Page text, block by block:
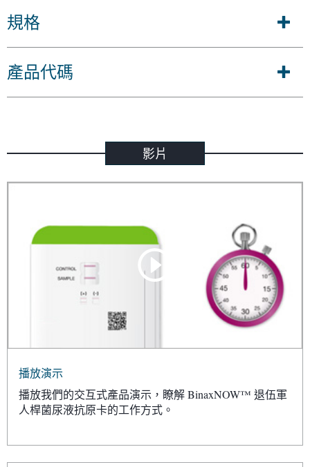
規格
產品代碼
影片
播放演示
播放我們的交互式產品演示，瞭解 BinaxNOW™ 退伍軍
人桿菌尿液抗原卡的工作方式。